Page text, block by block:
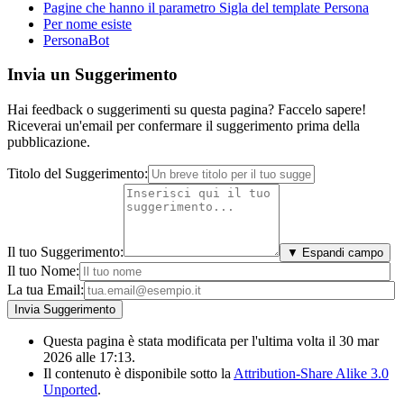
Pagine che hanno il parametro Sigla del template Persona
Per nome esiste
PersonaBot
Invia un Suggerimento
Hai feedback o suggerimenti su questa pagina? Faccelo sapere!
Riceverai un'email per confermare il suggerimento prima della
pubblicazione.
Titolo del Suggerimento:
Il tuo Suggerimento: ▼ Espandi campo
Il tuo Nome:
La tua Email:
Questa pagina è stata modificata per l'ultima volta il 30 mar
2026 alle 17:13.
Il contenuto è disponibile sotto la Attribution-Share Alike 3.0
Unported.